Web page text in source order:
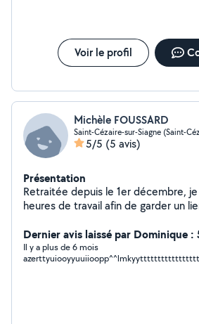
Voir le profil
Michèle FOUSSARD
Saint-Cézaire-sur-Siagne (Saint-
5/5 (5 avis)
Présentation
Retraitée depuis le 1er décembre, je cherche quelques
heures de travail afin de garder un
que secrétaire médicale.
Dernier avis laissé par Dominique :
Il y a plus de 6 mois